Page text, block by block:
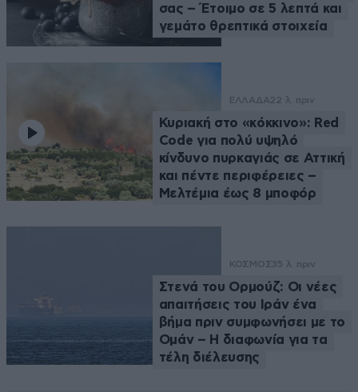
σας – Έτοιμο σε 5 λεπτά και
γεμάτο θρεπτικά στοιχεία
ΕΛΛΑΔΑ22 λ. πριν
Κυριακή στο «κόκκινο»: Red
Code για πολύ υψηλό
κίνδυνο πυρκαγιάς σε Αττική
και πέντε περιφέρειες –
Μελτέμια έως 8 μποφόρ
ΚΟΣΜΟΣ35 λ. πριν
Στενά του Ορμούζ: Οι νέες
απαιτήσεις του Ιράν ένα
βήμα πριν συμφωνήσει με το
Ομάν – Η διαφωνία για τα
τέλη διέλευσης